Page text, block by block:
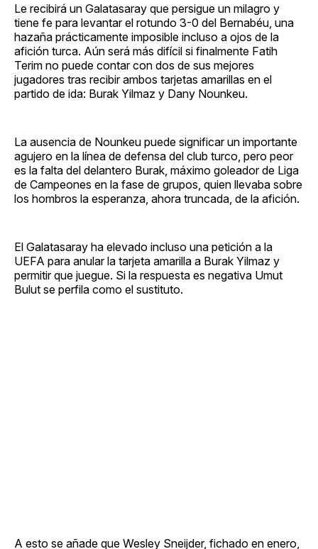
Le recibirá un Galatasaray que persigue un milagro y
tiene fe para levantar el rotundo 3-0 del Bernabéu, una
hazaña prácticamente imposible incluso a ojos de la
afición turca. Aún será más difícil si finalmente Fatih
Terim no puede contar con dos de sus mejores
jugadores tras recibir ambos tarjetas amarillas en el
partido de ida: Burak Yilmaz y Dany Nounkeu.
La ausencia de Nounkeu puede significar un importante
agujero en la línea de defensa del club turco, pero peor
es la falta del delantero Burak, máximo goleador de Liga
de Campeones en la fase de grupos, quien llevaba sobre
los hombros la esperanza, ahora truncada, de la afición.
El Galatasaray ha elevado incluso una petición a la
UEFA para anular la tarjeta amarilla a Burak Yilmaz y
permitir que juegue. Si la respuesta es negativa Umut
Bulut se perfila como el sustituto.
A esto se añade que Wesley Sneijder, fichado en enero,